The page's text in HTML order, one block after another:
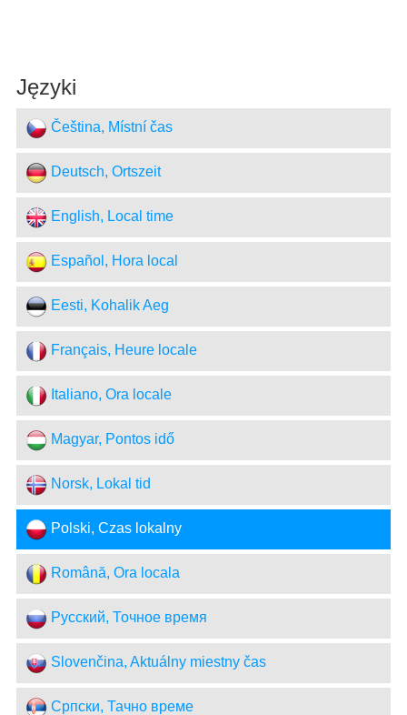
Języki
Čeština, Místní čas
Deutsch, Ortszeit
English, Local time
Español, Hora local
Eesti, Kohalik Aeg
Français, Heure locale
Italiano, Ora locale
Magyar, Pontos idő
Norsk, Lokal tid
Polski, Czas lokalny
Română, Ora locala
Русский, Точное время
Slovenčina, Aktuálny miestny čas
Српски, Тачно време